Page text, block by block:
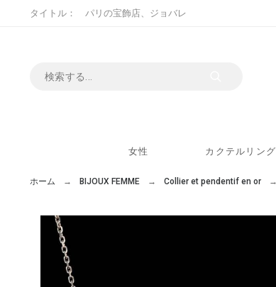
タイトル： パリの宝飾店、ジョバレ
女性 カクテルリング
ホーム BIJOUX FEMME Collier et pendentif en or